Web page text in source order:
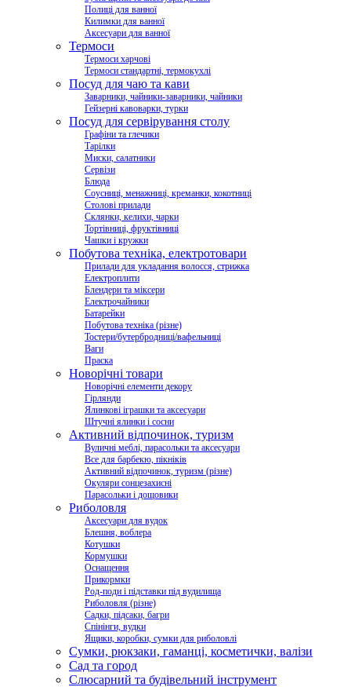
Полиці для ванної
Килимки для ванної
Аксесуари для ванної
Термоси
Термоси харчові
Термоси стандартні, термокухлі
Посуд для чаю та кави
Заварники, чайники-заварники, чайники
Гейзерні кавоварки, турки
Посуд для сервірування столу
Графіни та глечики
Тарілки
Миски, салатники
Сервізи
Блюда
Соусниці, менажниці, креманки, кокотниці
Столові прилади
Склянки, келихи, чарки
Тортівниці, фруктівниці
Чашки і кружки
Побутова техніка, електротовари
Прилади для укладання волосся, стрижка
Електроплити
Блендери та міксери
Електрочайники
Батарейки
Побутова техніка (різне)
Тостери/бутербродниці/вафельниці
Ваги
Праска
Новорічні товари
Новорічні елементи декору
Гірлянди
Ялинкові іграшки та аксесуари
Штучні ялинки і сосни
Активний відпочинок, туризм
Вуличні меблі, парасольки та аксесуари
Все для барбекю, пікніків
Активний відпочинок, туризм (різне)
Окуляри сонцезахисні
Парасольки і дощовики
Риболовля
Аксесуари для вудок
Блешня, воблера
Котушки
Кормушки
Оснащення
Прикормки
Род-поди і підставки під вудилища
Риболовля (різне)
Садки, підсаки, багри
Спінінги, вудки
Ящики, коробки, сумки для риболовлі
Сумки, рюкзаки, гаманці, косметички, валізи
Сад та город
Слюсарний та будівельний інструмент